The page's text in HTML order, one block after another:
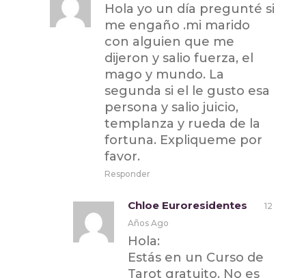
Hola yo un día pregunté si
me engaño .mi marido
con alguien que me
dijeron y salio fuerza, el
mago y mundo. La
segunda si el le gusto esa
persona y salio juicio,
templanza y rueda de la
fortuna. Expliqueme por
favor.
Responder
Chloe Euroresidentes
12
Años Ago
Hola:
Estás en un Curso de
Tarot gratuito. No es